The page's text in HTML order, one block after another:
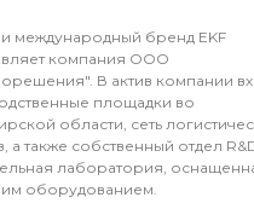
международный бренд EKF
компания OOO
В актив компании
площадки во
области, сеть
а также собственный отдел
лаборатория,
оборудованием.